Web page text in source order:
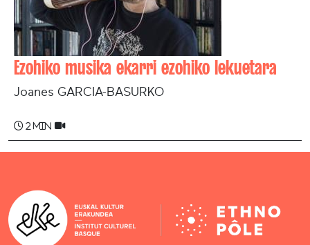
Ezohiko musika ekarri ezohiko lekuetara
Joanes GARCIA-BASURKO
2 min